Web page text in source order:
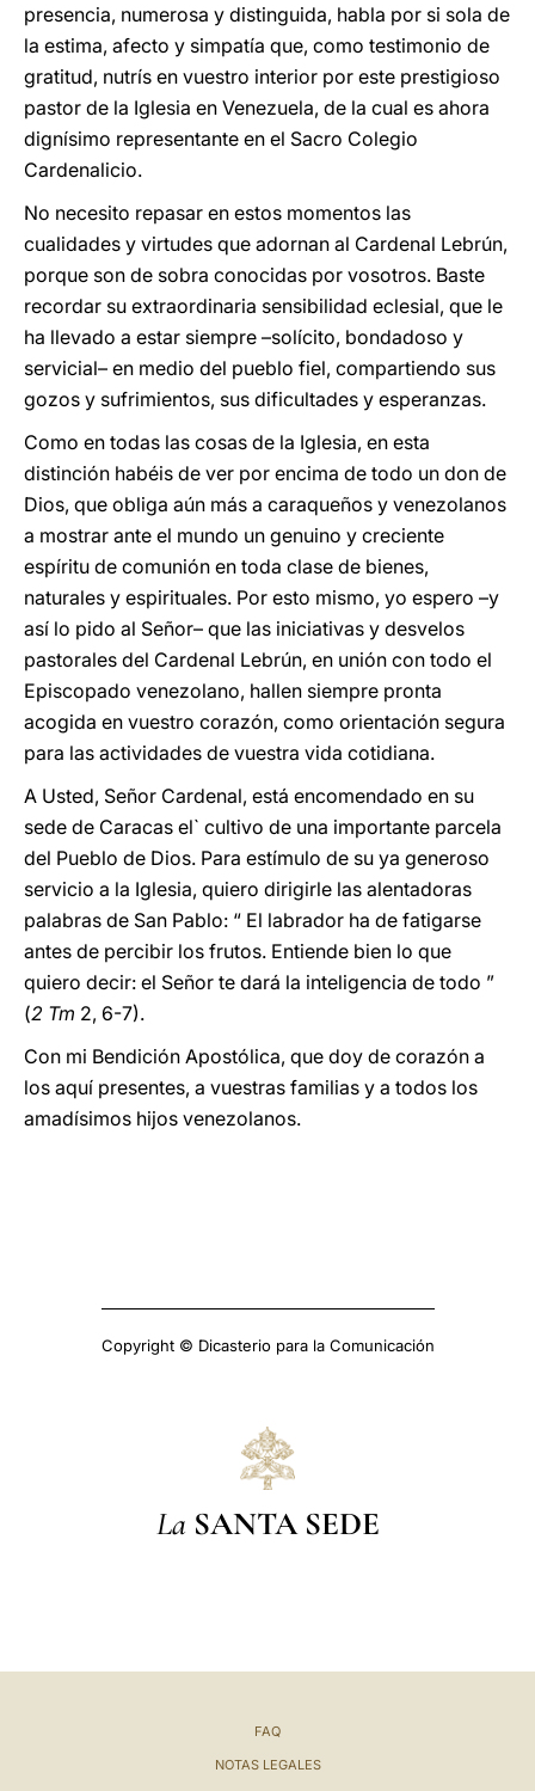
presencia, numerosa y distinguida, habla por si sola de
la estima, afecto y simpatía que, como testimonio de
gratitud, nutrís en vuestro interior por este prestigioso
pastor de la Iglesia en Venezuela, de la cual es ahora
dignísimo representante en el Sacro Colegio
Cardenalicio.
No necesito repasar en estos momentos las
cualidades y virtudes que adornan al Cardenal Lebrún,
porque son de sobra conocidas por vosotros. Baste
recordar su extraordinaria sensibilidad eclesial, que le
ha llevado a estar siempre –solícito, bondadoso y
servicial– en medio del pueblo fiel, compartiendo sus
gozos y sufrimientos, sus dificultades y esperanzas.
Como en todas las cosas de la Iglesia, en esta
distinción habéis de ver por encima de todo un don de
Dios, que obliga aún más a caraqueños y venezolanos
a mostrar ante el mundo un genuino y creciente
espíritu de comunión en toda clase de bienes,
naturales y espirituales. Por esto mismo, yo espero –y
así lo pido al Señor– que las iniciativas y desvelos
pastorales del Cardenal Lebrún, en unión con todo el
Episcopado venezolano, hallen siempre pronta
acogida en vuestro corazón, como orientación segura
para las actividades de vuestra vida cotidiana.
A Usted, Señor Cardenal, está encomendado en su
sede de Caracas el` cultivo de una importante parcela
del Pueblo de Dios. Para estímulo de su ya generoso
servicio a la Iglesia, quiero dirigirle las alentadoras
palabras de San Pablo: “ El labrador ha de fatigarse
antes de percibir los frutos. Entiende bien lo que
quiero decir: el Señor te dará la inteligencia de todo ”
(2 Tm 2, 6-7).
Con mi Bendición Apostólica, que doy de corazón a
los aquí presentes, a vuestras familias y a todos los
amadísimos hijos venezolanos.
Copyright © Dicasterio para la Comunicación
La SANTA SEDE
FAQ
NOTAS LEGALES